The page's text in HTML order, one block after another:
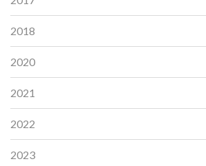
2018
2020
2021
2022
2023